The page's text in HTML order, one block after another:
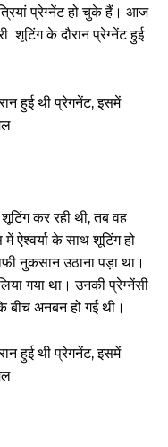
प्रेग्नेंट हो चुके हैं। आज
शूटिंग के दौरान प्रेग्नेंट हुई
कर रही थी, तब वह
ऐश्वर्या के साथ शूटिंग हो
नुकसान उठाना पड़ा था।
गया था। उनकी प्रेग्नेंसी
अनबन हो गई थी।